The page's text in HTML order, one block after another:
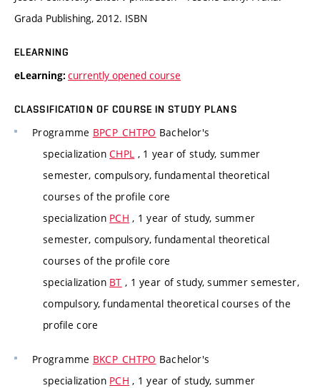
Grada Publishing, 2012. ISBN
ELEARNING
eLearning: currently opened course
CLASSIFICATION OF COURSE IN STUDY PLANS
Programme BPCP_CHTPO Bachelor's
specializationCHPL , 1 year of study, summer
semester, compulsory, fundamental theoretical
courses of the profile core
specialization PCH , 1 year of study, summer
semester, compulsory, fundamental theoretical
courses of the profile core
specialization BT , 1 year of study, summer semester,
compulsory, fundamental theoretical courses of the
profile core
Programme BKCP_CHTPO Bachelor's
specialization PCH , 1 year of study, summer